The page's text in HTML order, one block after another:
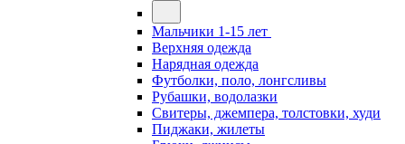
Мальчики 1-15 лет
Верхняя одежда
Нарядная одежда
Футболки, поло, лонгсливы
Рубашки, водолазки
Свитеры, джемпера, толстовки, худи
Пиджаки, жилеты